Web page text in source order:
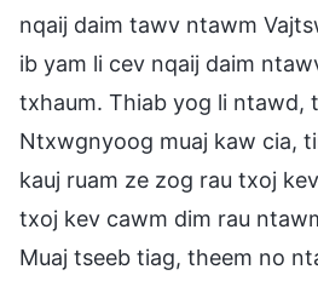
nqaij daim tawv ntawm
ib yam li cev nqaij daim
txhaum. Thiab yog li ntawd,
Ntxwgnyoog muaj kaw cia,
kauj ruam ze zog rau txoj
txoj kev cawm dim rau
Muaj tseeb tiag, theem no